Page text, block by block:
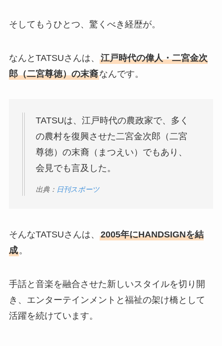
そしてもうひとつ、驚くべき経歴が。
なんとTATSUさんは、 江戸時代の偉人・二宮金次
郎（二宮尊徳）の末裔なんです。
TATSUは、江戸時代の農政家で、多く
の農村を復興させた二宮金次郎（二宮
尊徳）の末裔（まつえい）でもあり、
会見でも言及した。
出典： 日刊スポーツ
そんなTATSUさんは、 2005年にHANDSIGNを結
成。
手話と音楽を融合させた新しいスタイルを切り開
き、エンターテインメントと福祉の架け橋として
活躍を続けています。